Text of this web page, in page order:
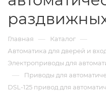
Главная — Каталог —
Автоматика для дверей и
Электроприводы для
— Приводы для
DSL-125 привод для